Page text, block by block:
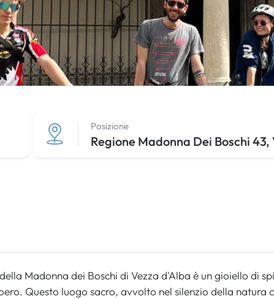
Posizione
Regione Madonna Dei Boschi 43,
Madonna dei Boschi di Vezza d'Alba è un gioiello di
Questo luogo sacro, avvolto nel silenzio della